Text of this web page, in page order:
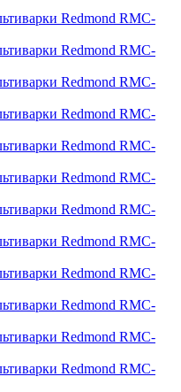
Redmond RMC-
Redmond RMC-
Redmond RMC-
Redmond RMC-
Redmond RMC-
Redmond RMC-
Redmond RMC-
Redmond RMC-
Redmond RMC-
Redmond RMC-
Redmond RMC-
Redmond RMC-